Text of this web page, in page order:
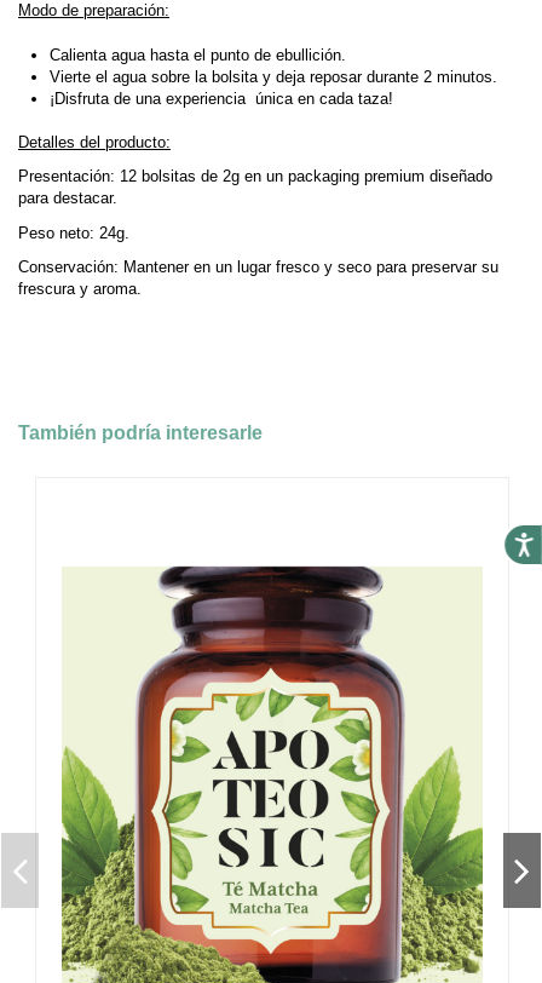
Modo de preparación:
Calienta agua hasta el punto de ebullición.
Vierte el agua sobre la bolsita y deja reposar durante 2 minutos.
¡Disfruta de una experiencia única en cada taza!
Detalles del producto:
Presentación: 12 bolsitas de 2g en un packaging premium diseñado
para destacar.
Peso neto: 24g.
Conservación: Mantener en un lugar fresco y seco para preservar su
frescura y aroma.
También podría interesarle